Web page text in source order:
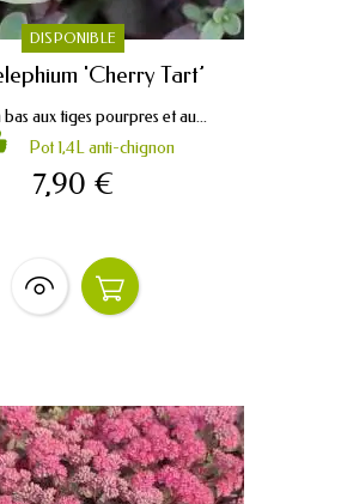
DISPONIBLE
'Cherry Tart’
aux tiges pourpres et au...
Pot 1,4L anti-chignon
7,90 €